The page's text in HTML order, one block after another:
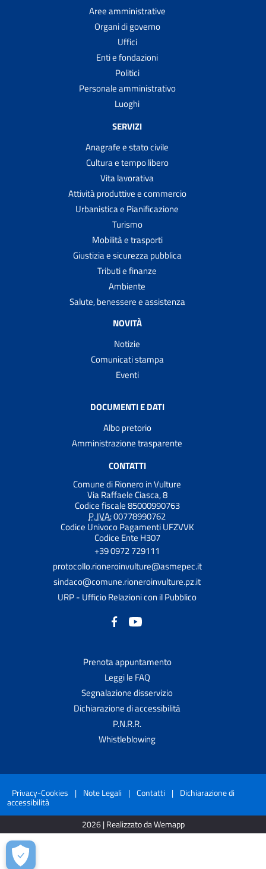
Aree amministrative
Organi di governo
Uffici
Enti e fondazioni
Politici
Personale amministrativo
Luoghi
SERVIZI
Anagrafe e stato civile
Cultura e tempo libero
Vita lavorativa
Attività produttive e commercio
Urbanistica e Pianificazione
Turismo
Mobilità e trasporti
Giustizia e sicurezza pubblica
Tributi e finanze
Ambiente
Salute, benessere e assistenza
NOVITÀ
Notizie
Comunicati stampa
Eventi
DOCUMENTI E DATI
Albo pretorio
Amministrazione trasparente
CONTATTI
Comune di Rionero in Vulture
Via Raffaele Ciasca, 8
Codice fiscale 85000990763
P. IVA:00778990762
Codice Univoco Pagamenti UFZVVK
Codice Ente H307
+39 0972 729111
protocollo.rioneroinvulture@asmepec.it
sindaco@comune.rioneroinvulture.pz.it
URP - Ufficio Relazioni con il Pubblico
Prenota appuntamento
Leggi le FAQ
Segnalazione disservizio
Dichiarazione di accessibilità
P.N.R.R.
Whistleblowing
Privacy-Cookies | Note Legali | Contatti | Dichiarazione di
accessibilità
2026 | Realizzato da Wemapp